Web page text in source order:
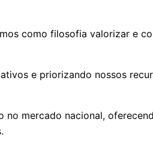
como filosofia valorizar e
e priorizando nossos
mercado nacional,